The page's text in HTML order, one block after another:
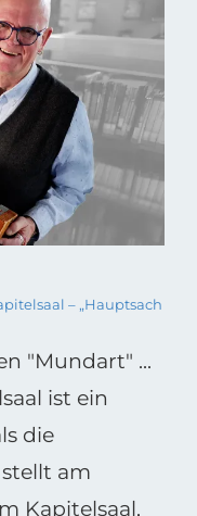
– „Hauptsach
"Mundart" ...
ist ein
die
am
Kapitelsaal,